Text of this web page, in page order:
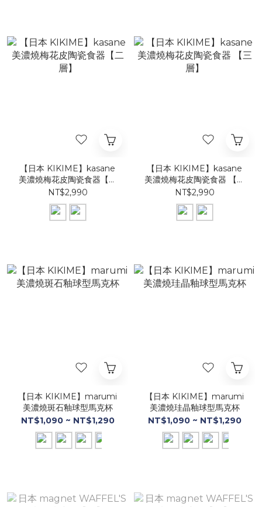
【日本 KIKIME】kasane
美濃燒梅花皮陶瓷食器【二
層】
NT$2,990
【日本 KIKIME】kasane
美濃燒梅花皮陶瓷食器 【三
層】
NT$2,990
【日本 KIKIME】marumi
美濃燒斑石釉球型馬克杯
NT$1,090 ~ NT$1,290
【日本 KIKIME】marumi
美濃燒珪晶釉球型馬克杯
NT$1,090 ~ NT$1,290